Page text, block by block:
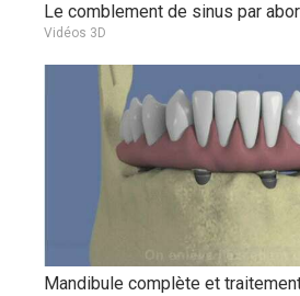
Le comblement de sinus par
Vidéos 3D
Mandibule complète et